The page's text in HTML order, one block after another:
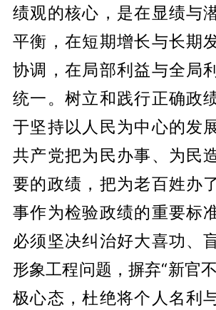
绩观的核心，是在显绩与
平衡，在短期增长与长期
协调，在局部利益与全局
统一。树立和践行正确政
于坚持以人民为中心的发
共产党把为民办事、为民
要的政绩，把为老百姓办
事作为检验政绩的重要标
必须坚决纠治好大喜功、
形象工程问题，摒弃“新官
极心态，杜绝将个人名利